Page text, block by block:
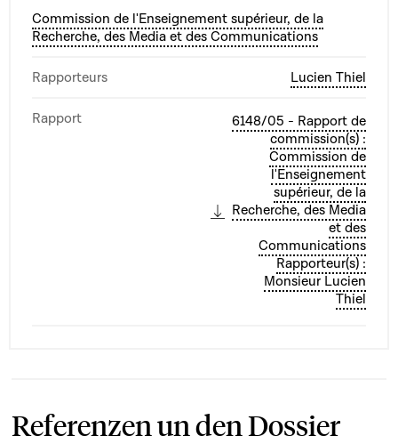
Commission de l'Enseignement supérieur, de la
Recherche, des Media et des Communications
Rapporteurs Lucien Thiel
Rapport
6148/05 - Rapport de
commission(s) :
Commission de
l'Enseignement
supérieur, de la
Recherche, des Media
et des
Communications
Rapporteur(s) :
Monsieur Lucien
Thiel
Referenzen un den Dossier